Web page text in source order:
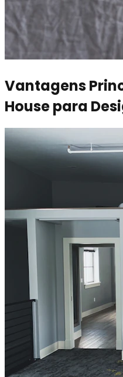
Vantagens
House para